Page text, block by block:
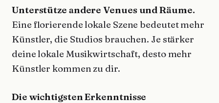
Unterstütze andere Venues und Räume.
Eine florierende lokale Szene bedeutet mehr
Künstler, die Studios brauchen. Je stärker
deine lokale Musikwirtschaft, desto mehr
Künstler kommen zu dir.
Die wichtigsten Erkenntnisse